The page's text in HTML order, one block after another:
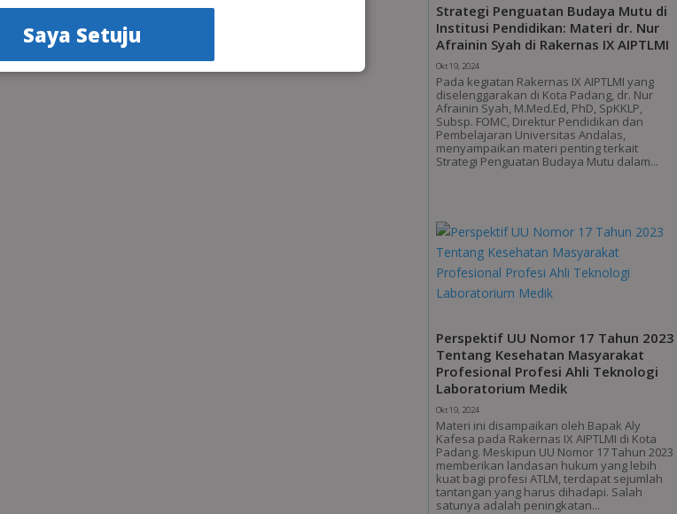
Strategi Penguatan Budaya Mutu di
Institusi Pendidikan: Materi dr. Nur
Afrainin Syah di Rakernas IX AIPTLMI
Okt 19, 2024
Pada kegiatan Rakernas IX AIPTLMI yang
diselenggarakan di Kota Padang, dr. Nur
Afrainin Syah, M.Med.Ed, PhD, SpKKLP,
Subsp. FOMC, Direktur Pendidikan dan
Pembelajaran Universitas Andalas,
menyampaikan materi penting terkait
Strategi Penguatan Budaya Mutu dalam...
Perspektif UU Nomor 17 Tahun 2023
Tentang Kesehatan Masyarakat
Profesional Profesi Ahli Teknologi
Laboratorium Medik
Okt 19, 2024
Materi ini disampaikan oleh Bapak Aly
Kafesa pada Rakernas IX AIPTLMI di Kota
Padang. Meskipun UU Nomor 17 Tahun 2023
memberikan landasan hukum yang lebih
kuat bagi profesi ATLM, terdapat sejumlah
tantangan yang harus dihadapi. Salah
satunya adalah peningkatan...
Saya Setuju